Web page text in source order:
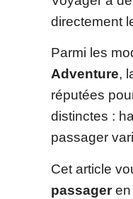
directement
Parmi les
Adventure,
réputées
distinctes :
passager
Cet article
passageren